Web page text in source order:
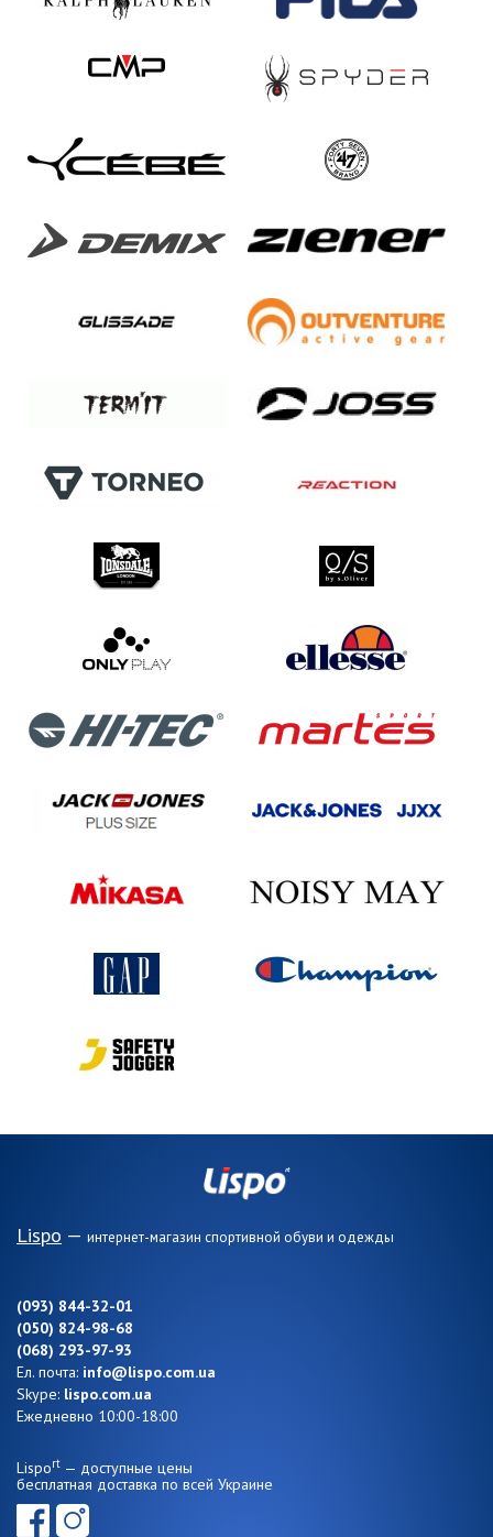
Lispo — интернет-магазин спортивной обуви и одежды
(093) 844-32-01
(050) 824-98-68
(068) 293-97-93
Ел. почта: info@lispo.com.ua
Skype: lispo.com.ua
Ежедневно 10:00-18:00
Lisport — доступные цены
бесплатная доставка по всей Украине